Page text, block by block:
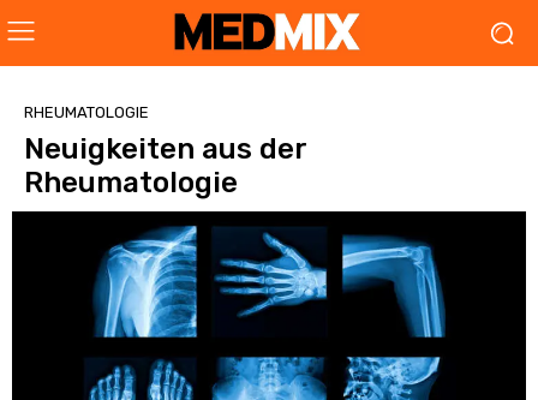
RHEUMATOLOGIE
Neuigkeiten aus der
Rheumatologie